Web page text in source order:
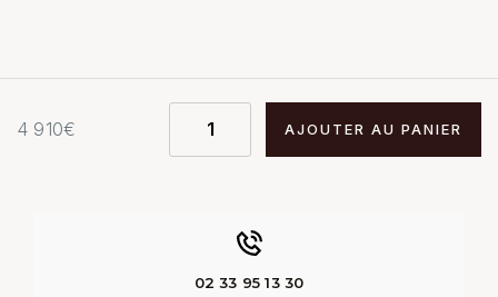
4 910€ AJOUTER AU PANIER
02 33 95 13 30